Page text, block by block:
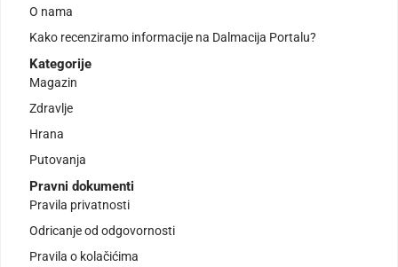
O nama
Kako recenziramo informacije na Dalmacija Portalu?
Kategorije
Magazin
Zdravlje
Hrana
Putovanja
Pravni dokumenti
Pravila privatnosti
Odricanje od odgovornosti
Pravila o kolačićima